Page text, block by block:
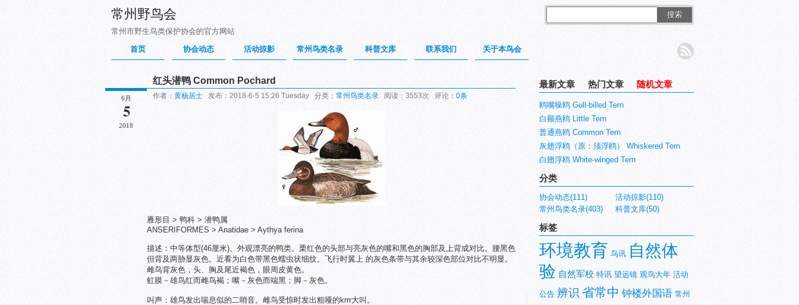
常州野鸟会
常州市野生鸟类保护协会的官方网站
搜索
首页 协会动态 活动掠影 常州鸟类名录 科普文库 联系我们 关于本鸟会
6月
5
2018
红头潜鸭 Common Pochard
作者： 黄杨居士 发布：2018-6-5 15:26 Tuesday 分类： 常州鸟类名录 阅读：3553次 评论： 0条
雁形目 > 鸭科 > 潜鸭属
ANSERIFORMES > Anatidae > Aythya ferina
描述：中等体型(46厘米)、外观漂亮的鸭类。栗红色的头部与亮灰色的嘴和黑色的胸部及上背成对比。腰黑色
但背及两胁显灰色。近看为白色带黑色蠕虫状细纹。飞行时翼上 的灰色条带与其余较深色部位对比不明显。
雌鸟背灰色，头、胸及尾近褐色，眼周皮黄色。
虹膜－雄鸟红而雌鸟褐；嘴－灰色而端黑；脚－灰色。
叫声：雄鸟发出喘息似的二哨音。雌鸟受惊时发出粗哑的krrr大叫。
最新文章 热门文章 随机文章
鸥嘴噪鸥 Gull-billed Tern
白额燕鸥 Little Tern
普通燕鸥 Common Tern
灰翅浮鸥（原：须浮鸥） Whiskered Tern
白翅浮鸥 White-winged Tern
分类
协会动态(111)
活动掠影(110)
常州鸟类名录(403)
科普文库(50)
标签
环境教育 鸟讯 自然体
验 自然军校 特讯 望远镜 观鸟大年 活动
公告 辨识 省常中 钟楼外国语 常州